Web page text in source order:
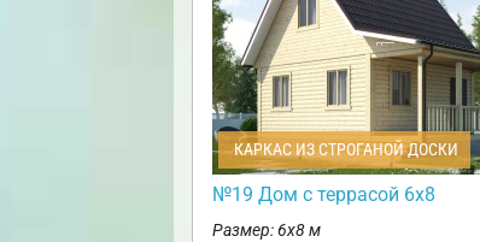
КАРКАС ИЗ СТРОГАНОЙ ДОСКИ
№19 Дом с террасой 6х8
Размер: 6х8 м